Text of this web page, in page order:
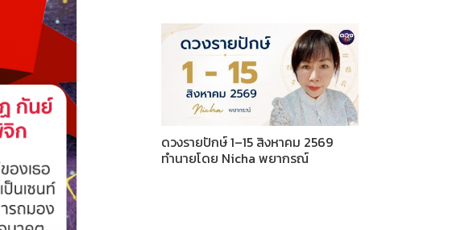
ดวงรายปักษ์ 1–15 สิงหาคม 2569
ทำนายโดย Nicha พยากรณ์